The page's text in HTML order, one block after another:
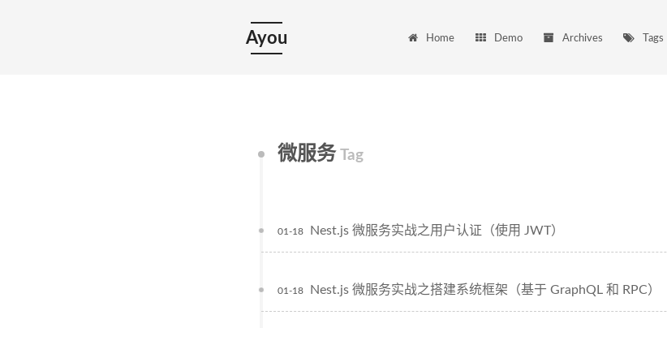
Ayou Home Demo Archives Tags
微服务 Tag
Nest.js 微服务实战之用户认证（使用 JWT）
01-18
Nest.js 微服务实战之搭建系统框架（基于 GraphQL 和 RPC）
01-18